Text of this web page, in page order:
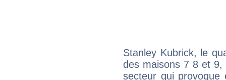
Stanley Kubrick, le
des maisons 7 8 et
secteur qui provoque